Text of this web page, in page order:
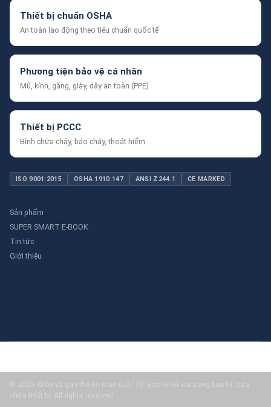
Thiết bị chuẩn OSHA
An toàn lao động theo tiêu chuẩn quốc tế
Phương tiện bảo vệ cá nhân
Mũ, kính, găng, giày, dây an toàn (PPE)
Thiết bị PCCC
Bình chữa cháy, báo cháy, thoát hiểm
ISO 9001:2015 OSHA 1910.147 ANSI Z244.1 CE MARKED
Sản phẩm
SUPER SMART E-BOOK
Tin tức
Giới thiệu
© 2025 Khóa và gắn thẻ an toàn (LOTO): Bảo vệ tối ưu trong bảo trì, sửa
chữa thiết bị. All rights reserved.